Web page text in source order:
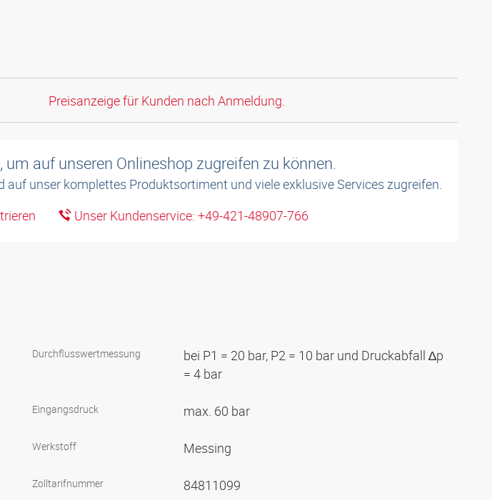
Preisanzeige für Kunden nach Anmeldung.
auf unseren Onlineshop zugreifen zu können.
auf unser komplettes Produktsortiment und viele exklusive Services zugreifen.
Unser Kundenservice: +49-421-48907-766
Durchflusswertmessung
bei P1 = 20 bar, P2 = 10 bar und Druckabfall ∆p
= 4 bar
Eingangsdruck max. 60 bar
Werkstoff Messing
Zolltarifnummer 84811099